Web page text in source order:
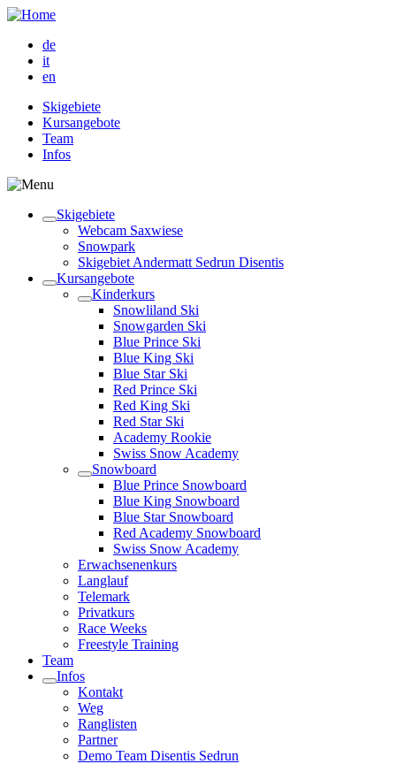
de
it
en
Skigebiete
Kursangebote
Team
Infos
Skigebiete
Webcam Saxwiese
Snowpark
Skigebiet Andermatt Sedrun Disentis
Kursangebote
Kinderkurs
Snowliland Ski
Snowgarden Ski
Blue Prince Ski
Blue King Ski
Blue Star Ski
Red Prince Ski
Red King Ski
Red Star Ski
Academy Rookie
Swiss Snow Academy
Snowboard
Blue Prince Snowboard
Blue King Snowboard
Blue Star Snowboard
Red Academy Snowboard
Swiss Snow Academy
Erwachsenenkurs
Langlauf
Telemark
Privatkurs
Race Weeks
Freestyle Training
Team
Infos
Kontakt
Weg
Ranglisten
Partner
Demo Team Disentis Sedrun